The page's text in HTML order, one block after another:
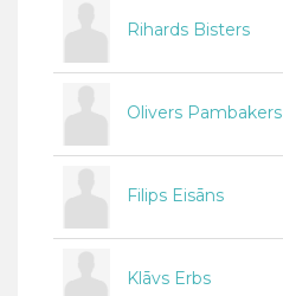
Rihards Bisters
Olivers Pambakers
Filips Eisāns
Klāvs Erbs